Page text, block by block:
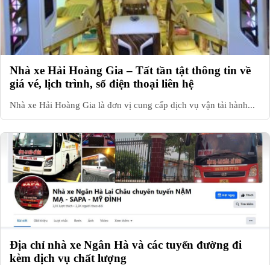
Nhà xe Hải Hoàng Gia – Tất tần tật thông tin về
giá vé, lịch trình, số điện thoại liên hệ
Nhà xe Hải Hoàng Gia là đơn vị cung cấp dịch vụ vận tải hành...
Địa chỉ nhà xe Ngân Hà và các tuyến đường đi
kèm dịch vụ chất lượng